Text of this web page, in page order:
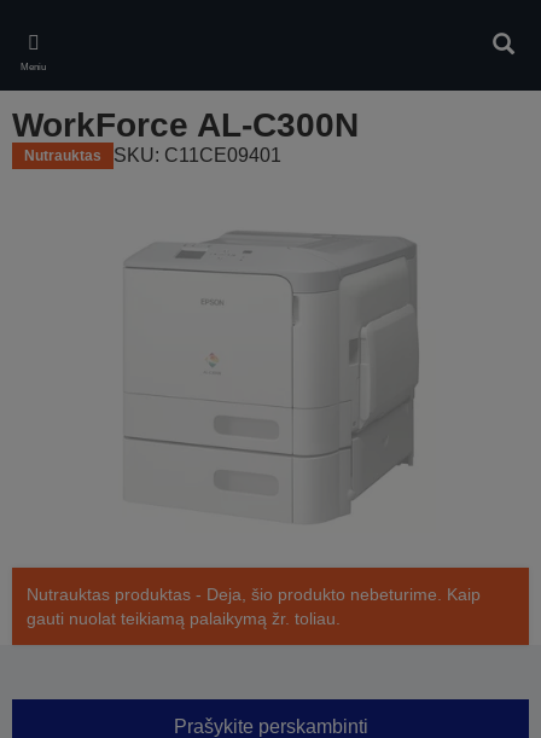
main
content
Meniu
WorkForce AL-C300N
Nutrauktas SKU: C11CE09401
Nutrauktas produktas - Deja, šio produkto nebeturime. Kaip
gauti nuolat teikiamą palaikymą žr. toliau.
Prašykite perskambinti